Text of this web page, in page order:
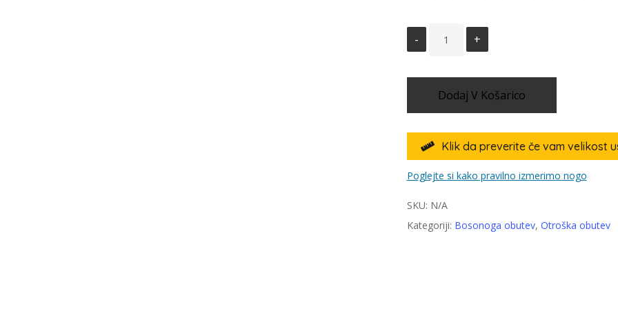
Dodaj V Košarico
 Klik da preverite če vam velikost
Poglejte si kako pravilno izmerimo nogo
SKU: N/A
Kategoriji: Bosonoga obutev, Otroška obutev